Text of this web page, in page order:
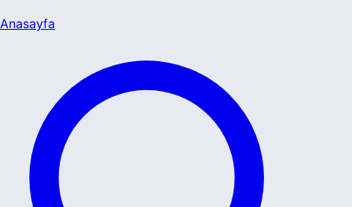
Anasayfa